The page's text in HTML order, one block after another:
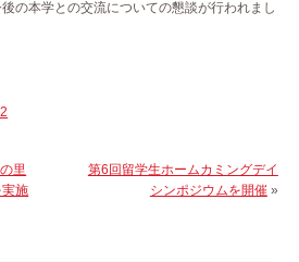
の本学との交流についての懇談が行われまし
里
施
第6回留学生ホームカミングデイ
シンポジウムを開催»